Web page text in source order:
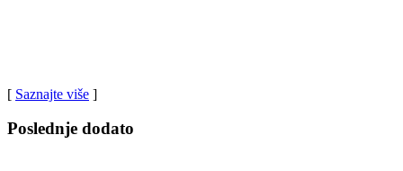
[ Saznajte više ]
Poslednje dodato